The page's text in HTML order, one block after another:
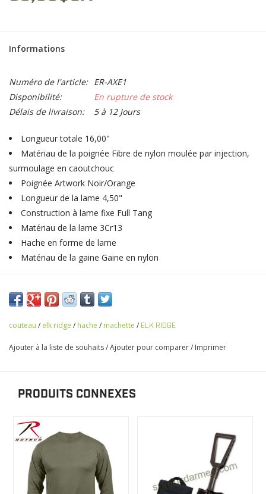
Informations
Numéro de l'article: ER-AXE1
Disponibilité:
En rupture de stock
Délais de livraison:
5 à 12 Jours
Longueur totale 16,00"
Matériau de la poignée Fibre de nylon moulée par injection,
surmoulage en caoutchouc
Poignée Artwork Noir/Orange
Longueur de la lame 4,50"
Construction à lame fixe Full Tang
Matériau de la lame 3Cr13
Hache en forme de lame
Matériau de la gaine Gaine en nylon
couteau / elk ridge / hache / machette / ELK RIDGE
Ajouter à la liste de souhaits/Ajouter pour comparer/ Imprimer
PRODUITS CONNEXES